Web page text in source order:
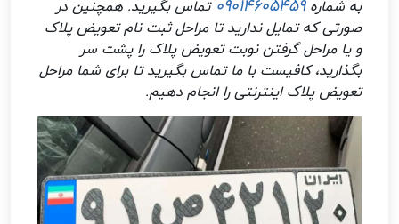
به شماره09014605459 تماس بگیرید. همچنین در
صورتی که تمایل ندارید تا مراحل ثبت نام تعویض پلاک
و یا مراحل گرفتن نوبت تعویض پلاک را پشت سر
بگذارید، کافیست با ما تماس بگیرید تا برای شما مراحل
تعویض پلاک اینترنتی را انجام دهیم.